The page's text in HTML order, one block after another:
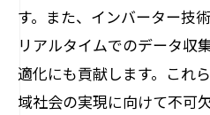
す。また、インバーター技
リアルタイムでのデータ収
適化にも貢献します。これ
域社会の実現に向けて不可